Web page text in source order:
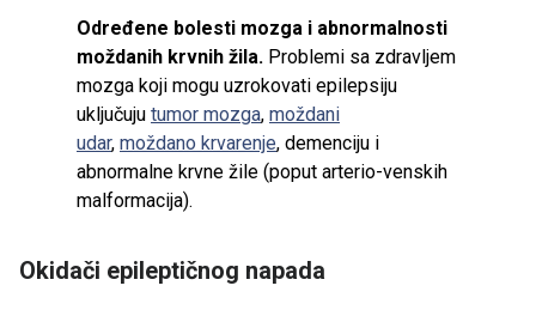
Određene bolesti mozga i abnormalnosti
moždanih krvnih žila. Problemi sa zdravljem
mozga koji mogu uzrokovati epilepsiju
uključuju tumor mozga, moždani
udar, moždano krvarenje, demenciju i
abnormalne krvne žile (poput arterio-venskih
malformacija).
Okidači epileptičnog napada